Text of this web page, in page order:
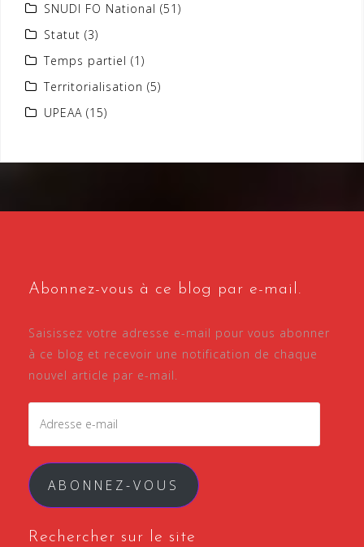
SNUDI FO National (51)
Statut (3)
Temps partiel (1)
Territorialisation (5)
UPEAA (15)
Abonnez-vous à ce blog par e-mail.
Saisissez votre adresse e-mail pour vous abonner
à ce blog et recevoir une notification de chaque
nouvel article par e-mail.
ABONNEZ-VOUS
Rechercher sur le site